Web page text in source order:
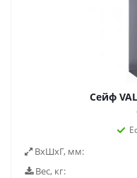
Сейф
ВxШxГ, мм:
Вес, кг: